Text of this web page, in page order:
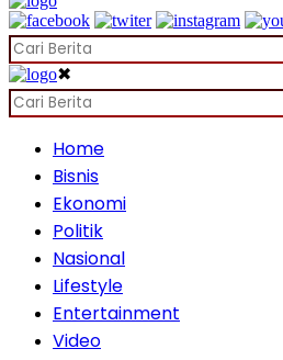
✖
Home
Bisnis
Ekonomi
Politik
Nasional
Lifestyle
Entertainment
Video